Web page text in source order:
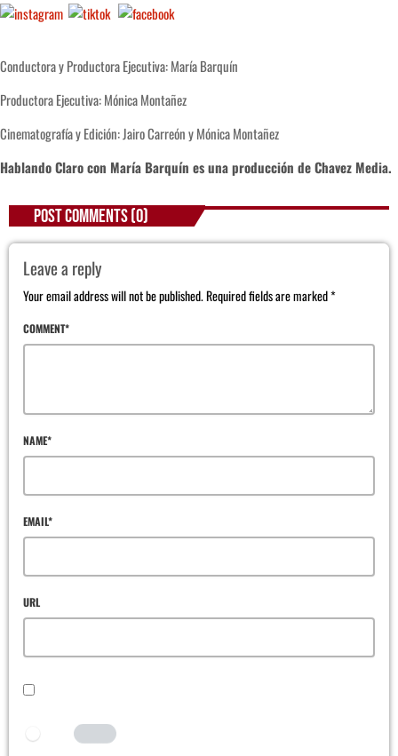
NOTAS
Karely Ruiz
Blanche como fiscal general de EE.UU.
Vinícius Jr renueva con en el Real Madrid
hasta 2032
Conductora y Productora Ejecutiva: María Barquín
Productora Ejecutiva: Mónica Montañez
Cinematografía y Edición: Jairo Carreón y Mónica Montañez
Hablando Claro con María Barquín es una producción deChavez Media.
POST COMMENTS (0)
Leave a reply
Your email address will not be published. Required fields are marked *
COMMENT*
NAME*
EMAIL*
URL
I AM HUMAN